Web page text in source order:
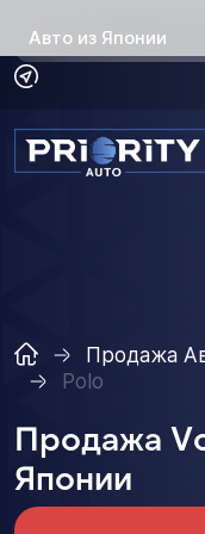
Авто из Японии
Продажа
Polo
Продажа
Японии